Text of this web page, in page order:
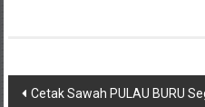
Post
Cetak Sawah PULAU BURU